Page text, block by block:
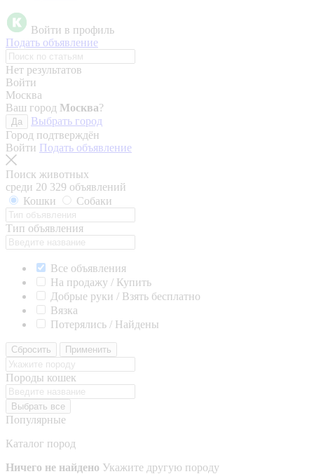
Войти в профиль
Подать объявление
Нет результатов
Войти
Москва
Ваш город Москва?
Да
Выбрать город
Город подтверждён
Войти Подать объявление
Поиск животных
среди 20 329 объявлений
Кошки
Собаки
Тип объявления
Все объявления
На продажу / Купить
Добрые руки / Взять бесплатно
Вязка
Потерялись / Найдены
Сбросить Применить
Породы кошек
Выбрать все
Популярные
Каталог пород
Ничего не найдено Укажите другую породу